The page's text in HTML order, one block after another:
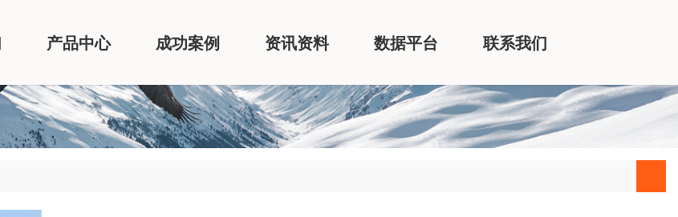
产品中心 成功案例 资讯资料 数据平台 联系我们